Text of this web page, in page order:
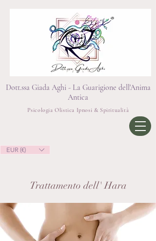
Dott.ssa Giada Aghi - La Guarigione dell'Anima
Antica
Psicologia Olistica Ipnosi & Spiritualità
EUR (€)
Trattamento dell' Hara